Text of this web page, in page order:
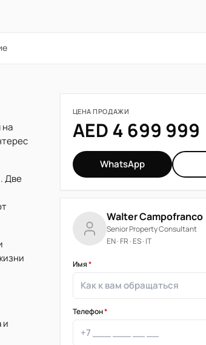
на
Две
и
ЦЕНА ПРОДАЖИ
AED 4 699 999
WhatsApp
Walter Campofranco
Senior Property Consultant
EN · FR · ES · IT
Имя*
Телефон*